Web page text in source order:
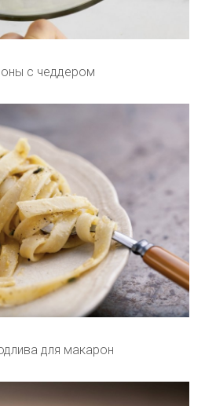
с чеддером
для макарон